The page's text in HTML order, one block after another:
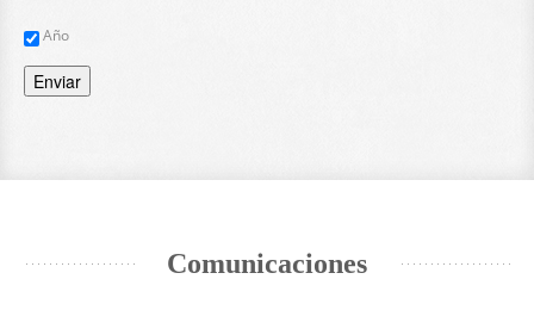
Año
Enviar
Comunicaciones